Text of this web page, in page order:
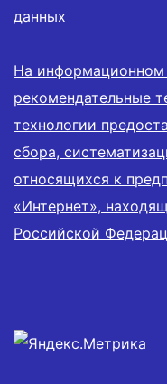
данных
На информационном
рекомендательные
технологии
сбора,
относящихся к
«Интернет»,
Российской